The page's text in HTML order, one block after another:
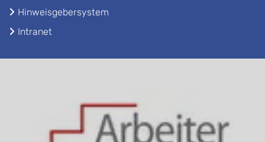
Hinweisgebersystem
Intranet